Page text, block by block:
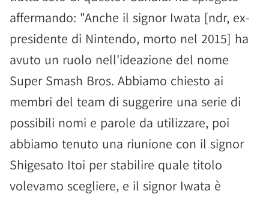
affermando: "Anche il signor Iwata [ndr, ex-
presidente di Nintendo, morto nel 2015] ha
avuto un ruolo nell'ideazione del nome
Super Smash Bros. Abbiamo chiesto ai
membri del team di suggerire una serie di
possibili nomi e parole da utilizzare, poi
abbiamo tenuto una riunione con il signor
Shigesato Itoi per stabilire quale titolo
volevamo scegliere, e il signor Iwata è